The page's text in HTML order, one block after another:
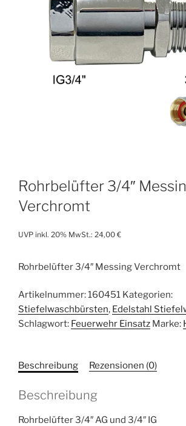
Rohrbelüfter 3/4″
Verchromt
UVP inkl. 20% MwSt.: 24,00 €
Rohrbelüfter 3/4″ Messing Verchromt
Artikelnummer:160451 Kategorien:
Stiefelwaschbürsten, Edelstahl
Schlagwort: Feuerwehr Einsatz Marke:
Beschreibung Rezensionen (0)
Beschreibung
Rohrbelüfter 3/4″ AG und 3/4″ IG